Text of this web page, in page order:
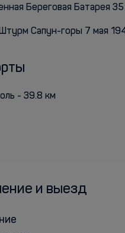
Береговая Батарея
Сапун-горы 7 мая
- 39.8 км
и выезд